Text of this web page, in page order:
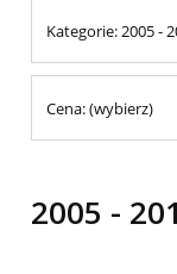
Kategorie: 2005 -
Cena: (wybierz)
2005 -